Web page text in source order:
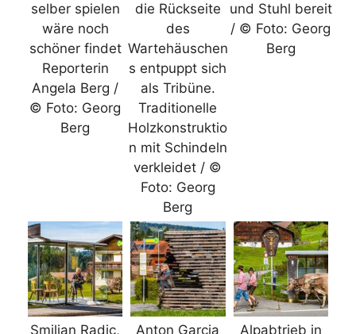
selber spielen
wäre noch
schöner findet
Reporterin
Angela Berg /
© Foto: Georg
Berg
die Rückseite
des
Wartehäuschen
s entpuppt sich
als Tribüne.
Traditionelle
Holzkonstruktio
n mit Schindeln
verkleidet / ©
Foto: Georg
Berg
und Stuhl bereit
/ © Foto: Georg
Berg
Smiljan Radic, Anton Garcia Alpabtrieb in